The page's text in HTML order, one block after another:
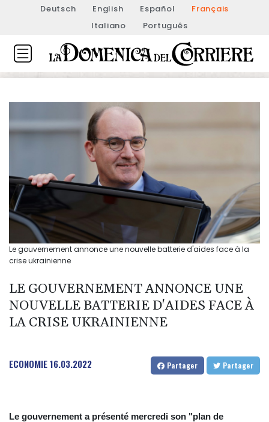
Deutsch English Español
Français
Italiano
Português
Le gouvernement annonce une nouvelle batterie d'aides face à la
crise ukrainienne
LE GOUVERNEMENT ANNONCE UNE
NOUVELLE BATTERIE D'AIDES FACE À
LA CRISE UKRAINIENNE
ECONOMIE16.03.2022 Partager Partager
Le gouvernement a présenté mercredi son "plan de